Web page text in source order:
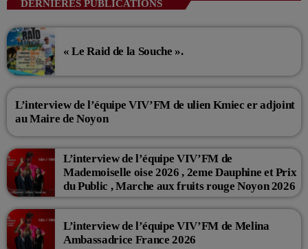
DERNIÈRES PUBLICATIONS
« Le Raid de la Souche ».
L’interview de l’équipe VIV’FM de ulien Kmiec er adjoint
au Maire de Noyon
L’interview de l’équipe VIV’FM de
Mademoiselle oise 2026 , 2eme Dauphine et Prix
du Public , Marche aux fruits rouge Noyon 2026
L’interview de l’équipe VIV’FM de Melina
Ambassadrice France 2026